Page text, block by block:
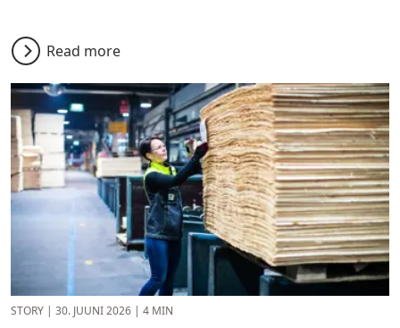
Read more
STORY | 30. JUUNI 2026 | 4 MIN